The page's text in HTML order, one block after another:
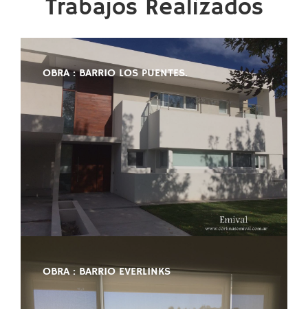
Trabajos Realizados
OBRA : BARRIO LOS PUENTES.
OBRA : BARRIO EVERLINKS